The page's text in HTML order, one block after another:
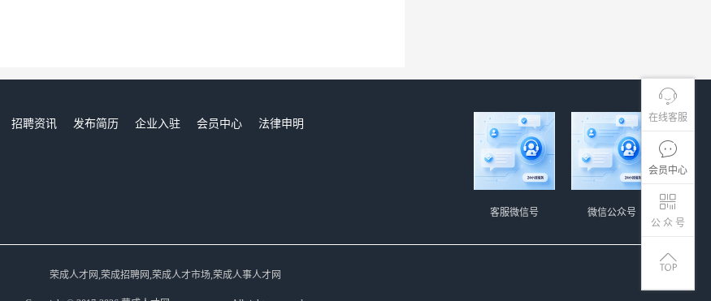
在线客服
会员中心
公 众 号
招聘资讯 发布简历 企业入驻 会员中心
法律申明
微信公众号
客服微信号
荣成人才网,荣成招聘网,荣成人才市场,荣成人事人才网